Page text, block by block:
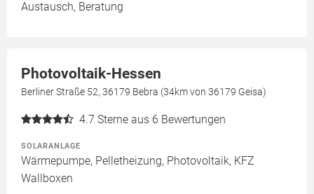
Austausch, Beratung
Photovoltaik-Hessen
Berliner Straße 52, 36179 Bebra (34km von 36179 Geisa)
4.7 Sterne aus 6 Bewertungen
SOLARANLAGE
Wärmepumpe, Pelletheizung, Photovoltaik, KFZ
Wallboxen